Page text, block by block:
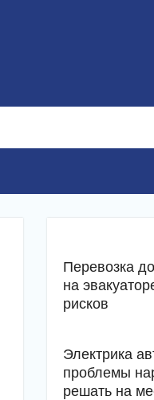
Перевозка
на
рисков
Электрика
проблемы
решать на